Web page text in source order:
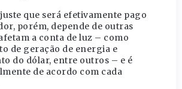
que será efetivamente pago
porém, depende de outras
a conta de luz – como
de geração de energia e
do dólar, entre outros – e é
de acordo com cada